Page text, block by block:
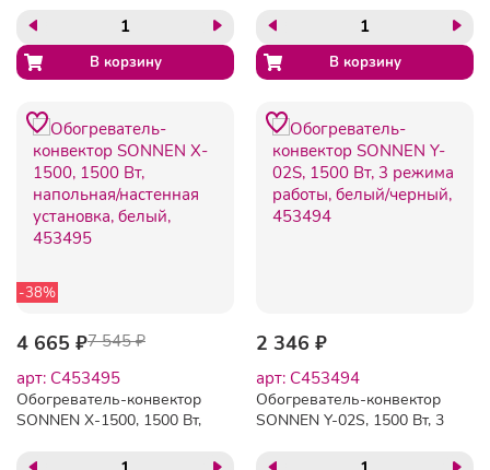
-38%
4 665 ₽7 545 ₽
арт: C453495
Обогреватель-конвектор
SONNEN X-1500, 1500 Вт,
установка, белый, 453495
2 346 ₽
арт: C453494
Обогреватель-конвектор
SONNEN Y-02S, 1500 Вт, 3
черный, 453494